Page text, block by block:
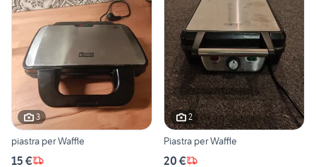
3
piastra per Waffle
15 €
2
Piastra per Waffle
20 €